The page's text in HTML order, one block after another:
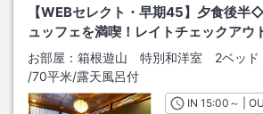
【WEBセレクト・早期45】夕食後半
ュッフェを満喫！レイトチェックアウ
お部屋： 箱根遊山 特別和洋室 2ベッ
/70平米/露天風呂付
INチェックイ
15:00 ～ |